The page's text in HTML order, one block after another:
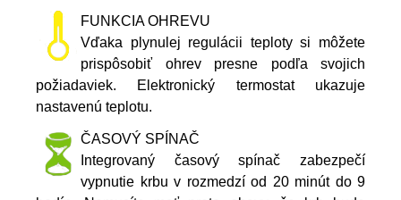
FUNKCIA OHREVU
Vďaka plynulej regulácii teploty si môžete
prispôsobiť ohrev presne podľa svojich
požiadaviek. Elektronický termostat ukazuje
nastavenú teplotu.
ČASOVÝ SPÍNAČ
Integrovaný časový spínač zabezpečí
vypnutie krbu v rozmedzí od 20 minút do 9